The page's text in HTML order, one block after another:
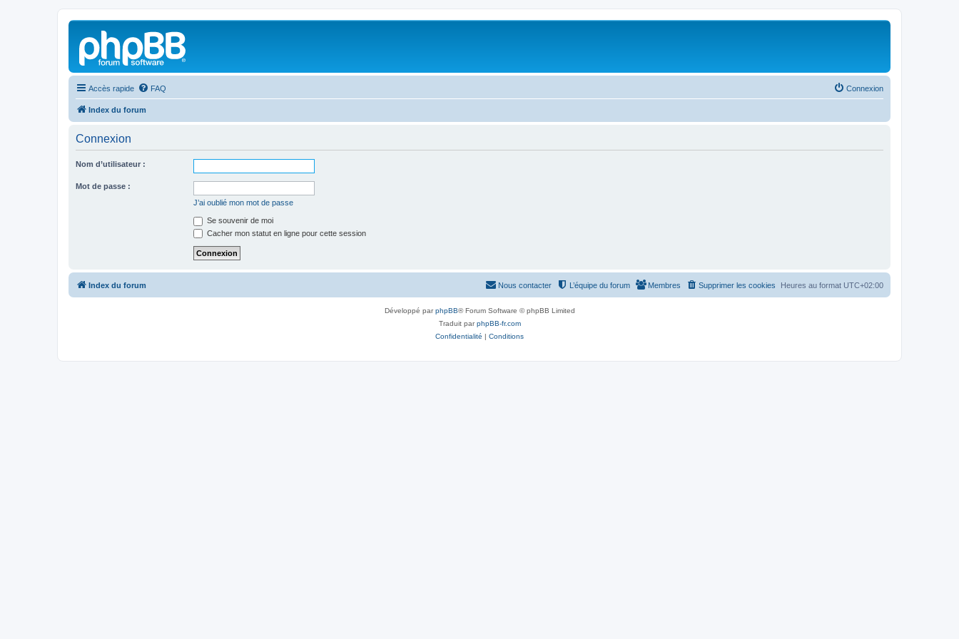
Accès rapide FAQ Connexion
Index du forum
Connexion
Nom d’utilisateur :
Mot de passe :
J’ai oublié mon mot de passe
Se souvenir de moi
Cacher mon statut en ligne pour cette session
Index du forum Heures au format UTC+02:00
Supprimer les cookies
Membres
L’équipe du forum
Nous contacter
Développé parphpBB® Forum Software © phpBB Limited
Traduit parphpBB-fr.com
Confidentialité | Conditions